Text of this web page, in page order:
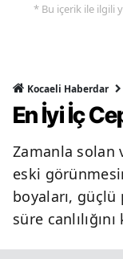
* Bu içerik ile ilgili
Kocaeli Haberdar
En İyi İç
Zamanla solan
eski
boyaları, güçlü
süre